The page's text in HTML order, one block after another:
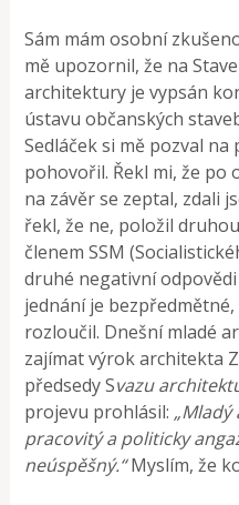
Sám mám osobní
mě upozornil, že na
architektury je vypsán
ústavu občanských
Sedláček si mě pozval
pohovořil. Řekl mi, že po
na závěr se zeptal, zdali
řekl, že ne, položil
členem SSM
druhé negativní
jednání je
rozloučil. Dnešní mladé
zajímat výrok architekta
předsedy Svazu
projevu prohlásil:
pracovitý a politicky
neúspěšný.“Myslím, že